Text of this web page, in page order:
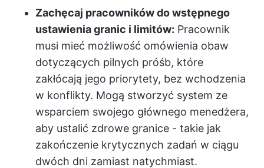
Zachęcaj pracowników do wstępnego
ustawienia granic i limitów: Pracownik
musi mieć możliwość omówienia obaw
dotyczących pilnych próśb, które
zakłócają jego priorytety, bez wchodzenia
w konflikty. Mogą stworzyć system ze
wsparciem swojego głównego menedżera,
aby ustalić zdrowe granice - takie jak
zakończenie krytycznych zadań w ciągu
dwóch dni zamiast natychmiast.